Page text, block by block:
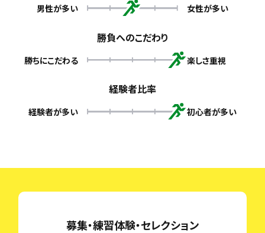
男性が多い 女性が多い
勝負へのこだわり
勝ちにこだわる 楽しさ重視
経験者比率
経験者が多い 初心者が多い
募集・練習体験・セレクション